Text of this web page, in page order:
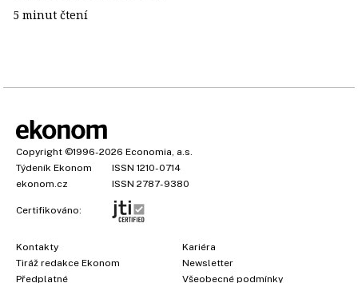
5 minut čtení
Copyright ©1996-2026 Economia, a.s.
Týdeník Ekonom
ISSN 1210-0714
ekonom.cz
ISSN 2787-9380
Certifikováno:
Kontakty
Tiráž redakce Ekonom
Předplatné
Kariéra
Newsletter
Všeobecné podmínky